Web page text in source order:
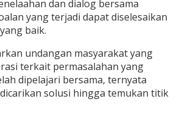
dan dialog bersama
yang terjadi dapat diselesaikan
baik.
undangan masyarakat yang
terkait permasalahan yang
dipelajari bersama, ternyata
solusi hingga temukan titik